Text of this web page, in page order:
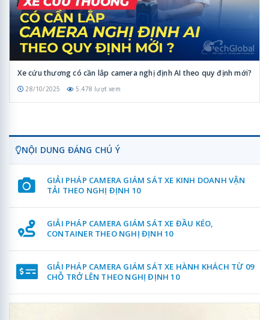
Xe cứu thương có cần lắp camera nghị định AI theo quy định mới?
28/10/2025 5.478 lượt xem
NỘI DUNG ĐÁNG CHÚ Ý
GIẢI PHÁP CAMERA GIÁM SÁT XE KINH DOANH VẬN
TẢI THEO NGHỊ ĐỊNH 10
GIẢI PHÁP CAMERA GIÁM SÁT XE ĐẦU KÉO,
CONTAINER THEO NGHỊ ĐỊNH 10
GIẢI PHÁP CAMERA GIÁM SÁT XE HÀNH KHÁCH TỪ 09
CHỖ TRỞ LÊN THEO NGHỊ ĐỊNH 10